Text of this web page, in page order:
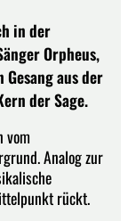
in der
Orpheus,
aus der
der Sage.
vom
Analog zur
rückt.